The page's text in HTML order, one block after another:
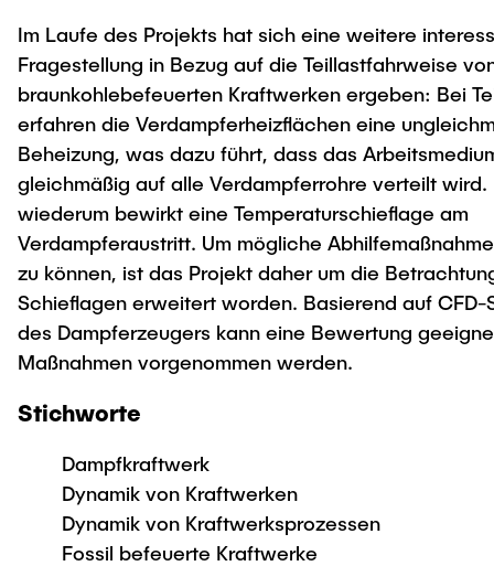
Im Laufe des Projekts hat sich eine weitere
Fragestellung in Bezug auf die Teillastfahrweise
braunkohlebefeuerten Kraftwerken ergeben: Bei
erfahren die Verdampferheizflächen eine
Beheizung, was dazu führt, dass das
gleichmäßig auf alle Verdampferrohre verteilt wird.
wiederum bewirkt eine Temperaturschieflage am
Verdampferaustritt. Um mögliche
zu können, ist das Projekt daher um die
Schieflagen erweitert worden. Basierend auf CFD-
des Dampferzeugers kann eine Bewertung
Maßnahmen vorgenommen werden.
Stichworte
Dampfkraftwerk
Dynamik von Kraftwerken
Dynamik von Kraftwerksprozessen
Fossil befeuerte Kraftwerke